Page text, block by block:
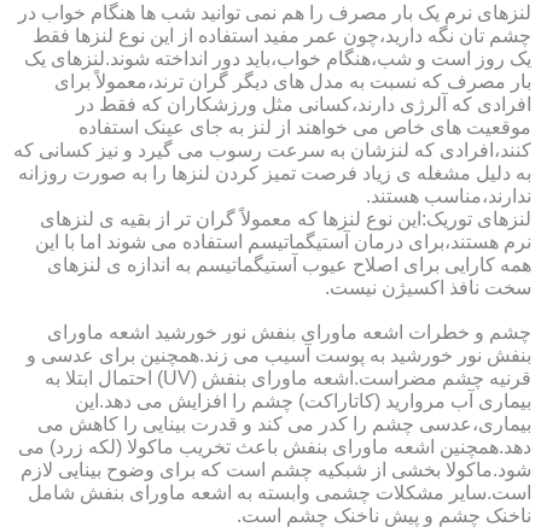
لنزهای نرم یک بار مصرف را هم نمی توانید شب ها هنگام خواب در
چشم تان نگه دارید،چون عمر مفید استفاده از این نوع لنزها فقط
یک روز است و شب،هنگام خواب،باید دور انداخته شوند.لنزهای یک
بار مصرف که نسبت به مدل های دیگر گران ترند،معمولاً برای
افرادی که آلرژی دارند،کسانی مثل ورزشکاران که فقط در
موقعیت های خاص می خواهند از لنز به جای عینک استفاده
کنند،افرادی که لنزشان به سرعت رسوب می گیرد و نیز کسانی که
به دلیل مشغله ی زیاد فرصت تمیز کردن لنزها را به صورت روزانه
ندارند،مناسب هستند.
لنزهای توریک:این نوع لنزها که معمولاً گران تر از بقیه ی لنزهای
نرم هستند،برای درمان آستیگماتیسم استفاده می شوند اما با این
همه کارایی برای اصلاح عیوب آستیگماتیسم به اندازه ی لنزهای
سخت نافذ اکسیژن نیست.
چشم و خطرات اشعه ماورای بنفش نور خورشید اشعه ماورای
بنفش نور خورشید به پوست آسیب می زند.همچنین برای عدسی و
قرنیه چشم مضراست.اشعه ماورای بنفش (UV) احتمال ابتلا به
بیماری آب مروارید (کاتاراکت) چشم را افزایش می دهد.این
بیماری،عدسی چشم را کدر می کند و قدرت بینایی را کاهش می
دهد.همچنین اشعه ماورای بنفش باعث تخریب ماکولا (لکه زرد) می
شود.ماکولا بخشی از شبکیه چشم است که برای وضوح بینایی لازم
است.سایر مشکلات چشمی وابسته به اشعه ماورای بنفش شامل
ناخنک چشم و پیش ناخنک چشم است.